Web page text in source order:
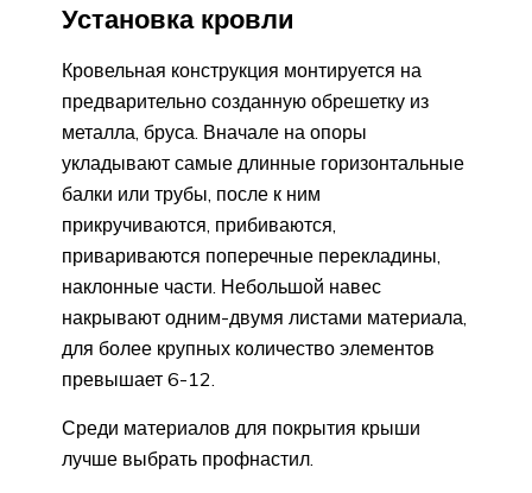
Установка кровли
Кровельная конструкция монтируется на
предварительно созданную обрешетку из
металла, бруса. Вначале на опоры
укладывают самые длинные горизонтальные
балки или трубы, после к ним
прикручиваются, прибиваются,
привариваются поперечные перекладины,
наклонные части. Небольшой навес
накрывают одним-двумя листами материала,
для более крупных количество элементов
превышает 6-12.
Среди материалов для покрытия крыши
лучше выбрать профнастил.